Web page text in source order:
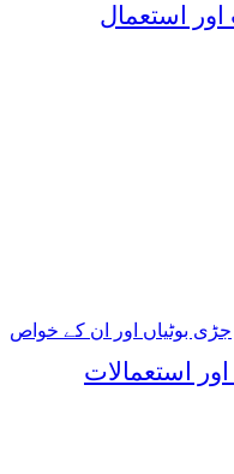
اور استعمال
جڑی بوٹیاں اور ان کے خواص
استعمالات